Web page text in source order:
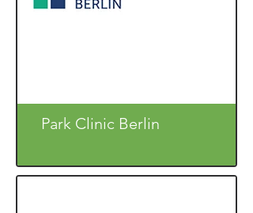
Park Clinic Berlin